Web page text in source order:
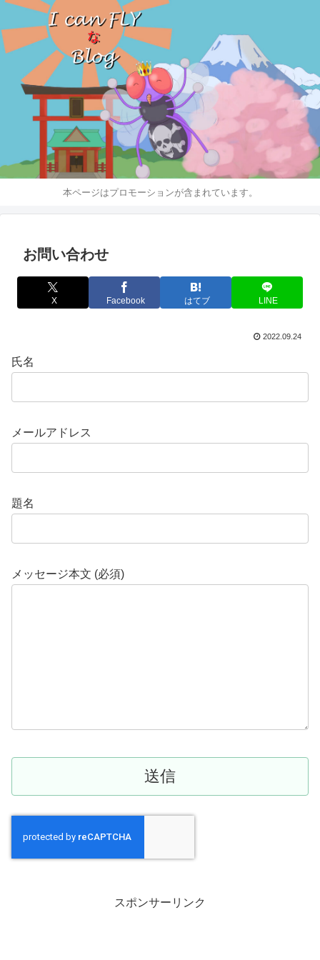
本ページはプロモーションが含まれています。
お問い合わせ
X Facebook はてブ LINE
2022.09.24
氏名
メールアドレス
題名
メッセージ本文 (必須)
スポンサーリンク